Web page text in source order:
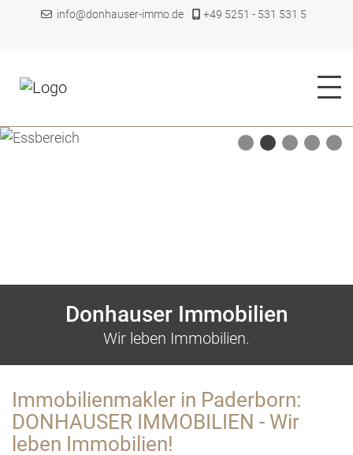
info@donhauser-immo.de +49 5251 - 531 531 5
2
Donhauser Immobilien
Wir leben Immobilien.
Immobilienmakler in Paderborn:
DONHAUSER IMMOBILIEN - Wir
leben Immobilien!